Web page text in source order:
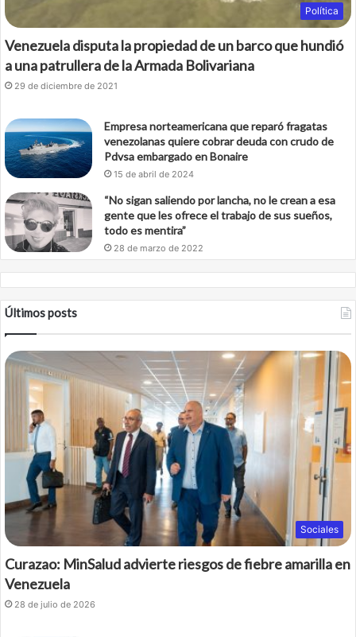
Política
Venezuela disputa la propiedad de un barco que hundió
a una patrullera de la Armada Bolivariana
29 de diciembre de 2021
Empresa norteamericana que reparó fragatas
venezolanas quiere cobrar deuda con crudo de
Pdvsa embargado en Bonaire
15 de abril de 2024
“No sigan saliendo por lancha, no le crean a esa
gente que les ofrece el trabajo de sus sueños,
todo es mentira”
28 de marzo de 2022
Últimos posts
Sociales
Curazao: MinSalud advierte riesgos de fiebre amarilla en
Venezuela
28 de julio de 2026